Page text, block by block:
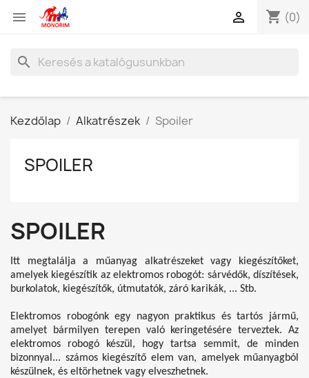
 shopping_cart (0)

search
Kezdőlap Alkatrészek Spoiler
SPOILER
SPOILER
Itt megtalálja a műanyag alkatrészeket vagy kiegészítőket,
amelyek kiegészítik az elektromos robogót: sárvédők, díszítések,
burkolatok, kiegészítők, útmutatók, záró karikák, ... Stb.
Elektromos robogónk egy nagyon praktikus és tartós jármű,
amelyet bármilyen terepen való keringetésére terveztek. Az
elektromos robogó készül, hogy tartsa semmit, de minden
bizonnyal... számos kiegészítő elem van, amelyek műanyagból
készülnek, és eltörhetnek vagy elveszhetnek.